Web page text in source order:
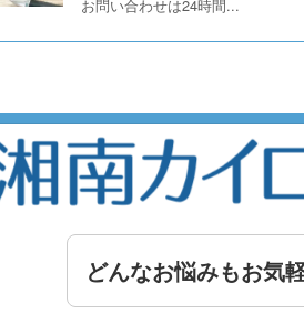
お問い合わせは24時間...
どんなお悩みもお気